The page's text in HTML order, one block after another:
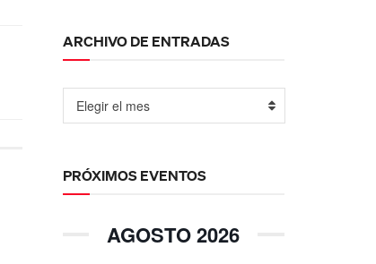
ARCHIVO DE ENTRADAS
Elegir el mes
PRÓXIMOS EVENTOS
AGOSTO 2026